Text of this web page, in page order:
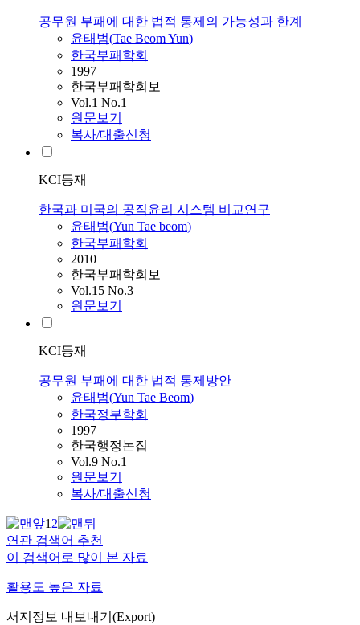
공무원 부패에 대한 법적 통제의 가능성과 한계
윤태범(Tae BeomYun)
한국부패학회
1997
한국부패학회보
Vol.1 No.1
원문보기
복사/대출신청
KCI등재
한국과 미국의 공직윤리 시스템 비교연구
윤태범(Yun Tae beom)
한국부패학회
2010
한국부패학회보
Vol.15 No.3
원문보기
KCI등재
공무원 부패에 대한 법적 통제방안
윤태범(Yun Tae Beom)
한국정부학회
1997
한국행정논집
Vol.9 No.1
원문보기
복사/대출신청
12
연관 검색어 추천
이 검색어로 많이 본 자료
활용도 높은 자료
서지정보 내보내기(Export)